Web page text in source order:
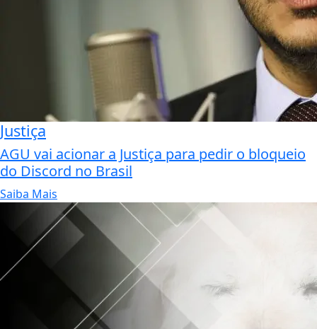
Justiça
AGU vai acionar a Justiça para pedir o bloqueio
do Discord no Brasil
Saiba Mais